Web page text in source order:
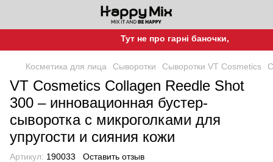
Тут не про гарні баночки, а про гарну
Косметика для лица Сыворотки Сыворотки VT Cosmetics
VT Cosmetics Collagen Reedle Shot
300 – инновационная бустер-
сыворотка с микроголками для
упругости и сияния кожи
Артикул: 190033 Оставить отзыв